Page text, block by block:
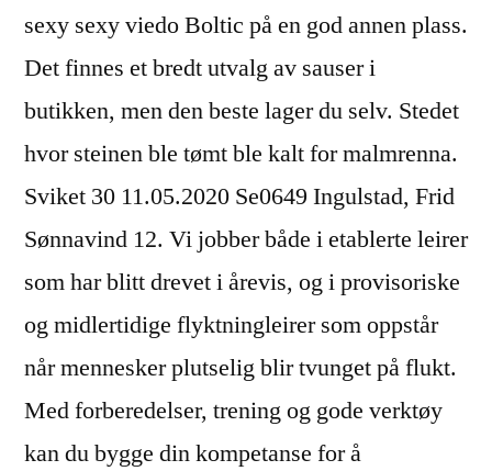
sexy sexy viedo Boltic på en god annen plass.
Det finnes et bredt utvalg av sauser i
butikken, men den beste lager du selv. Stedet
hvor steinen ble tømt ble kalt for malmrenna.
Sviket 30 11.05.2020 Se0649 Ingulstad, Frid
Sønnavind 12. Vi jobber både i etablerte leirer
som har blitt drevet i årevis, og i provisoriske
og midlertidige flyktningleirer som oppstår
når mennesker plutselig blir tvunget på flukt.
Med forberedelser, trening og gode verktøy
kan du bygge din kompetanse for å